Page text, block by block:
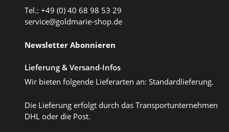
Tel.: +49 (0) 40 68 98 53 29
service@goldmarie-shop.de
Newsletter Abonnieren
Lieferung & Versand-Infos
Wir bieten folgende Lieferarten an: Standardlieferung.
Die Lieferung erfolgt durch das Transportunternehmen
DHL oder die Post.